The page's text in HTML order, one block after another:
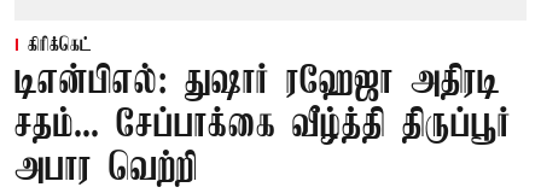
கிரிக்கெட்
டிஎன்பிஎல்: துஷார் ரஹேஜா அதிரடி
சதம்... சேப்பாக்கை வீழ்த்தி திருப்பூர்
அபார வெற்றி